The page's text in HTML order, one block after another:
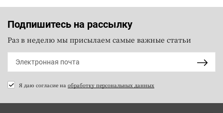
Подпишитесь на рассылку
Раз в неделю мы присылаем самые важные статьи
Я даю согласие на обработку персональных данных